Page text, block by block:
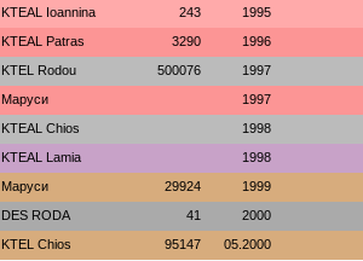
KTEAL Ioannina 243 1995
KTEAL Patras 3290 1996
ΚΤΕL Rodou 500076 1997
Маруси 1997
KTEAL Chios 1998
KTEAL Lamia 1998
Маруси 29924 1999
DES RODA 41 2000
KTEL Chios 95147 05.2000